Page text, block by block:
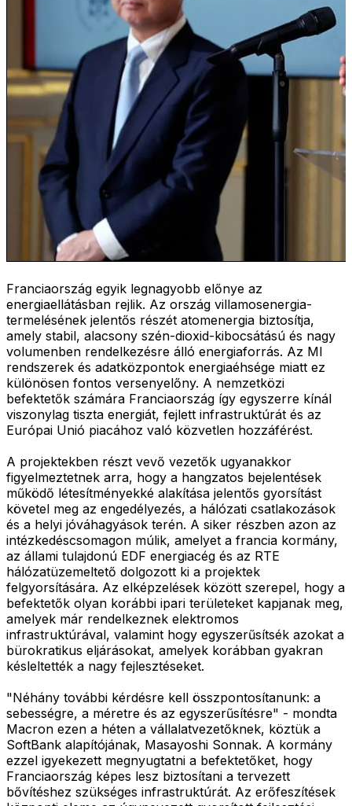
Franciaország egyik legnagyobb előnye az
energiaellátásban rejlik. Az ország villamosenergia-
termelésének jelentős részét atomenergia biztosítja,
amely stabil, alacsony szén-dioxid-kibocsátású és nagy
volumenben rendelkezésre álló energiaforrás. Az MI
rendszerek és adatközpontok energiaéhsége miatt ez
különösen fontos versenyelőny. A nemzetközi
befektetők számára Franciaország így egyszerre kínál
viszonylag tiszta energiát, fejlett infrastruktúrát és az
Európai Unió piacához való közvetlen hozzáférést.
A projektekben részt vevő vezetők ugyanakkor
figyelmeztetnek arra, hogy a hangzatos bejelentések
működő létesítményekké alakítása jelentős gyorsítást
követel meg az engedélyezés, a hálózati csatlakozások
és a helyi jóváhagyások terén. A siker részben azon az
intézkedéscsomagon múlik, amelyet a francia kormány,
az állami tulajdonú EDF energiacég és az RTE
hálózatüzemeltető dolgozott ki a projektek
felgyorsítására. Az elképzelések között szerepel, hogy a
befektetők olyan korábbi ipari területeket kapjanak meg,
amelyek már rendelkeznek elektromos
infrastruktúrával, valamint hogy egyszerűsítsék azokat a
bürokratikus eljárásokat, amelyek korábban gyakran
késleltették a nagy fejlesztéseket.
"Néhány további kérdésre kell összpontosítanunk: a
sebességre, a méretre és az egyszerűsítésre" - mondta
Macron ezen a héten a vállalatvezetőknek, köztük a
SoftBank alapítójának, Masayoshi Sonnak. A kormány
ezzel igyekezett megnyugtatni a befektetőket, hogy
Franciaország képes lesz biztosítani a tervezett
bővítéshez szükséges infrastruktúrát. Az erőfeszítések